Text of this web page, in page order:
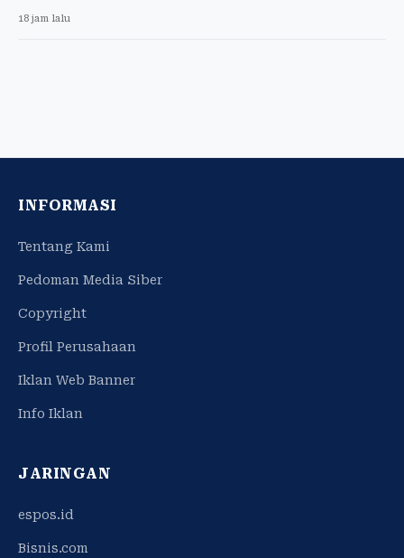
18 jam lalu
INFORMASI
Tentang Kami
Pedoman Media Siber
Copyright
Profil Perusahaan
Iklan Web Banner
Info Iklan
JARINGAN
espos.id
Bisnis.com